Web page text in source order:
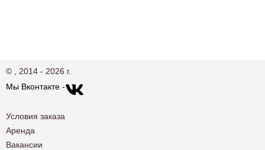
© , 2014 - 2026 г.
Мы Вконтакте -
Условия заказа
Аренда
Вакансии